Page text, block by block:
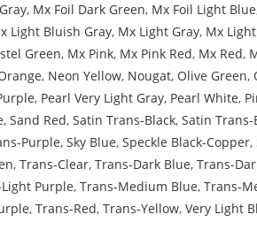
, Mx Foil Dark Green, Mx Foil Light Blue
Light Bluish Gray, Mx Light Gray, Mx
Green, Mx Pink, Mx Pink Red, Mx Red,
, Neon Yellow, Nougat, Olive Green,
, Pearl Very Light Gray, Pearl White,
, Sand Red, Satin Trans-Black, Satin
Purple, Sky Blue, Speckle Black-Copper,
, Trans-Clear, Trans-Dark Blue, Trans-
Purple, Trans-Medium Blue, Trans-
, Trans-Red, Trans-Yellow, Very Light